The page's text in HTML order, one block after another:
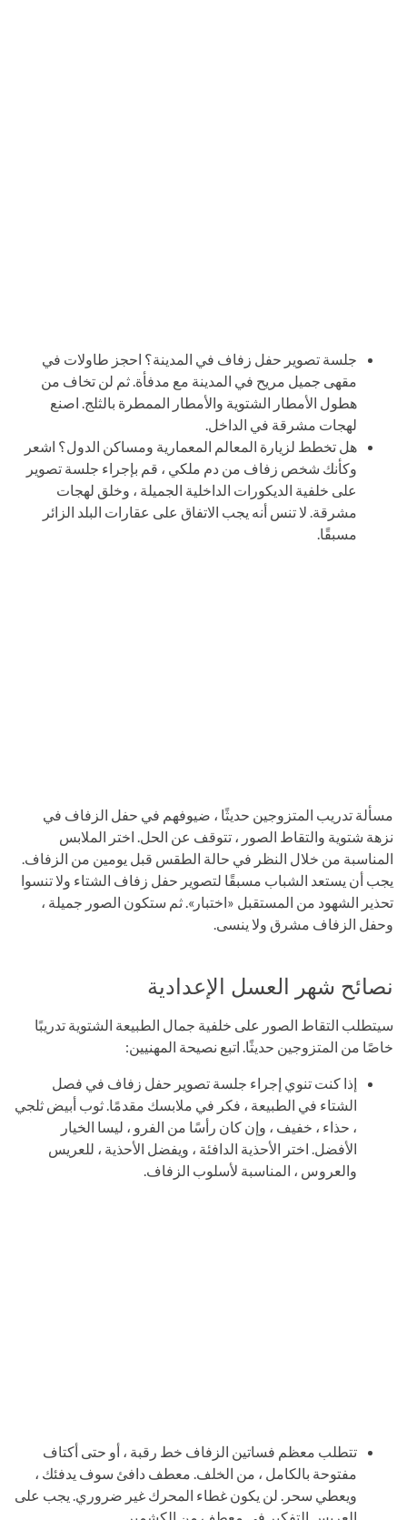
جلسة تصوير حفل زفاف في المدينة؟ احجز طاولات في
مقهى جميل مريح في المدينة مع مدفأة. ثم لن تخاف من
هطول الأمطار الشتوية والأمطار الممطرة بالثلج. اصنع
لهجات مشرقة في الداخل.
هل تخطط لزيارة المعالم المعمارية ومساكن الدول؟ اشعر
وكأنك شخص زفاف من دم ملكي ، قم بإجراء جلسة تصوير
على خلفية الديكورات الداخلية الجميلة ، وخلق لهجات
مشرقة. لا تنس أنه يجب الاتفاق على عقارات البلد الزائر
مسبقًا.
مسألة تدريب المتزوجين حديثًا ، ضيوفهم في حفل الزفاف في
نزهة شتوية والتقاط الصور ، تتوقف عن الحل. اختر الملابس
المناسبة من خلال النظر في حالة الطقس قبل يومين من الزفاف.
يجب أن يستعد الشباب مسبقًا لتصوير حفل زفاف الشتاء ولا تنسوا
تحذير الشهود من المستقبل «اختبار». ثم ستكون الصور جميلة ،
وحفل الزفاف مشرق ولا ينسى.
نصائح شهر العسل الإعدادية
سيتطلب التقاط الصور على خلفية جمال الطبيعة الشتوية تدريبًا
خاصًا من المتزوجين حديثًا. اتبع نصيحة المهنيين:
إذا كنت تنوي إجراء جلسة تصوير حفل زفاف في فصل
الشتاء في الطبيعة ، فكر في ملابسك مقدمًا. ثوب أبيض ثلجي
، حذاء ، خفيف ، وإن كان رأسًا من الفرو ، ليسا الخيار
الأفضل. اختر الأحذية الدافئة ، ويفضل الأحذية ، للعريس
والعروس ، المناسبة لأسلوب الزفاف.
تتطلب معظم فساتين الزفاف خط رقبة ، أو حتى أكتاف
مفتوحة بالكامل ، من الخلف. معطف دافئ سوف يدفئك ،
ويعطي سحر. لن يكون غطاء المحرك غير ضروري. يجب على